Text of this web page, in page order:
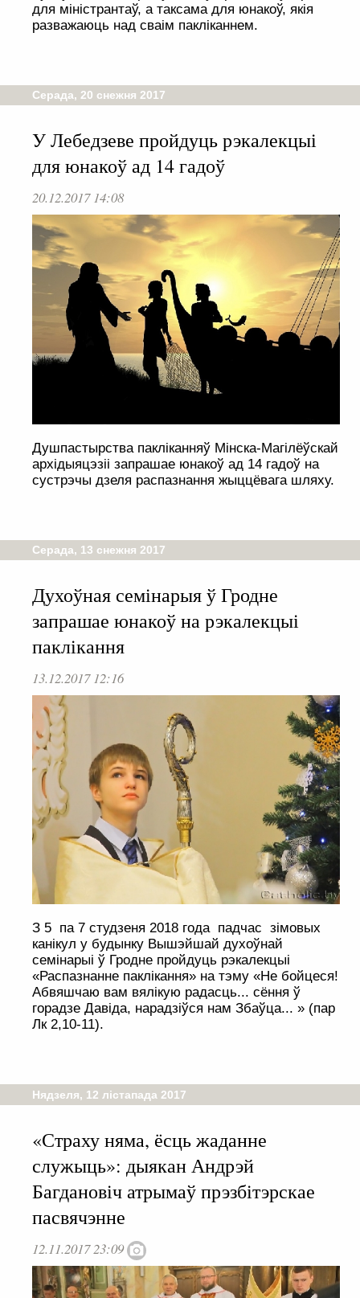
для міністрантаў, а таксама для юнакоў, якія
разважаюць над сваім пакліканнем.
Серада, 20 снежня 2017
У Лебедзеве пройдуць рэкалекцыі
для юнакоў ад 14 гадоў
20.12.2017 14:08
Душпастырства пакліканняў Мінска-Магілёўскай
архідыяцэзіі запрашае юнакоў ад 14 гадоў на
сустрэчы дзеля распазнання жыццёвага шляху.
Серада, 13 снежня 2017
Духоўная семінарыя ў Гродне
запрашае юнакоў на рэкалекцыі
паклікання
13.12.2017 12:16
З 5 па 7 студзеня 2018 года падчас зімовых
канікул у будынку Вышэйшай духоўнай
семінарыі ў Гродне пройдуць рэкалекцыі
«Распазнанне паклікання» на тэму «Не бойцеся!
Абвяшчаю вам вялікую радасць... сёння ў
горадзе Давіда, нарадзіўся нам Збаўца... » (пар
Лк 2,10-11).
Нядзеля, 12 лістапада 2017
«Страху няма, ёсць жаданне
служыць»: дыякан Андрэй
Багдановіч атрымаў прэзбітэрскае
пасвячэнне
12.11.2017 23:09